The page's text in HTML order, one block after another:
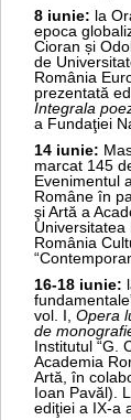
8 iunie: la
epoca
Cioran și
de
România
prezentată
Integrala
a Fundaţiei
14 iunie:
marcat 145
Evenimentul
Române în
şi Artă a
România
16-18 iunie:
vol. I, Opera
de
Institutul “G.
Academia
Artă, în
Ioan Pavăl).
ediţiei a IX-a